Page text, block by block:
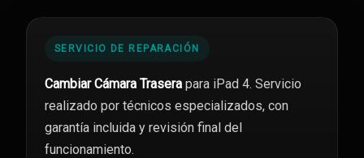
SERVICIO DE REPARACIÓN
Cambiar Cámara Trasera para iPad 4. Servicio
realizado por técnicos especializados, con
garantía incluida y revisión final del
funcionamiento.